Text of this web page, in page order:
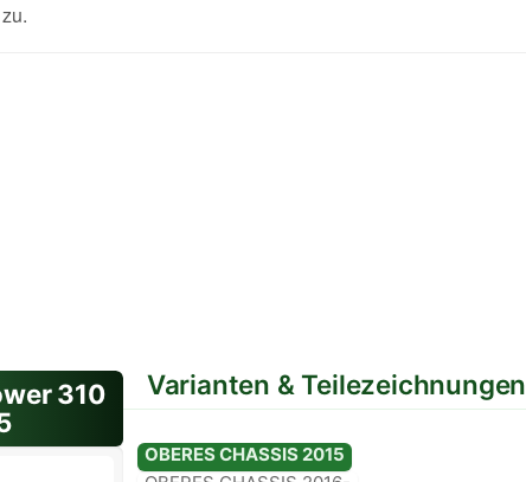
310
Varianten & Teilezeichnungen
Variante: Standard
OBERES CHASSIS 2015